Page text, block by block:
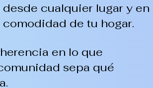
cualquier lugar y en
de tu hogar.
en lo que
sepa qué